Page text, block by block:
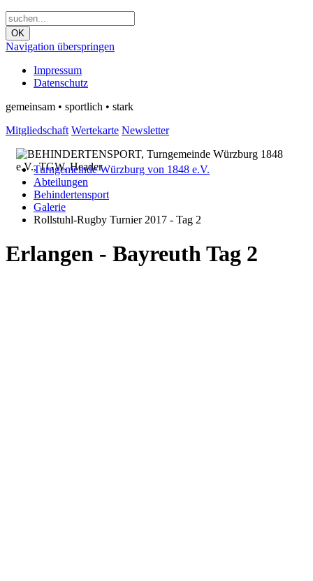
OK
Navigation überspringen
Impressum
Datenschutz
gemeinsam • sportlich • stark
Mitgliedschaft Wertekarte Newsletter
Turngemeinde Würzburg von 1848 e.V.
Abteilungen
Behindertensport
Galerie
Rollstuhl-Rugby Turnier 2017 - Tag 2
Erlangen - Bayreuth Tag 2